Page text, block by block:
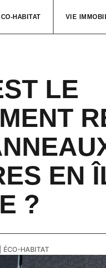
HABITAT VIE
LE
EN
?
ÉCO-HABITAT